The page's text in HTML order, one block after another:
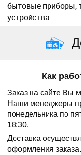
бытовые приборы,
устройства.
Как
Заказ на сайте Вы
Наши менеджеры
понедельника по
18:30.
Доставка
оформления заказа.